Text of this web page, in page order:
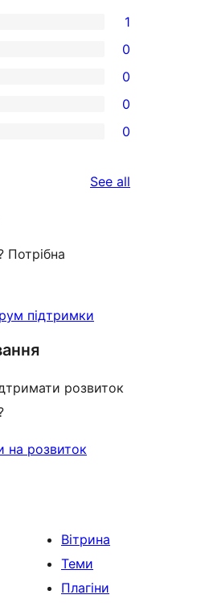
1
0
0
0
0
See all
Потрібна
підтримки
розвиток
на розвиток
Вітрина
Теми
Плагіни